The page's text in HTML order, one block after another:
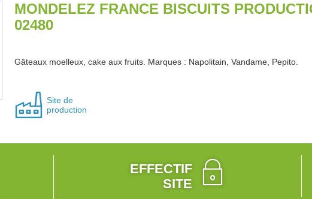
MONDELEZ FRANCE BISCUITS
02480
Gâteaux moelleux, cake aux fruits. Marques : Napolitain, Vandame, Pepito.
Site de
production
EFFECTIF
SITE